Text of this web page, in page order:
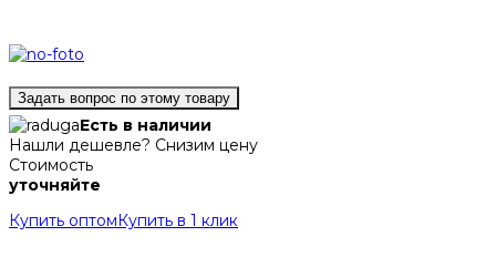
Задать вопрос по этому товару
Есть в наличии
Нашли дешевле? Снизим цену
Стоимость
уточняйте
Купить оптомКупить в 1 клик